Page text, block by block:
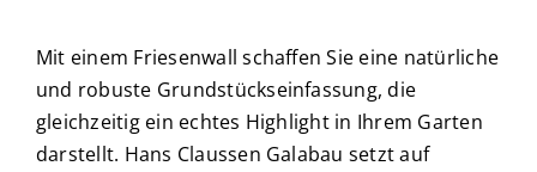
Mit einem Friesenwall schaffen Sie eine natürliche
und robuste Grundstückseinfassung, die
gleichzeitig ein echtes Highlight in Ihrem Garten
darstellt. Hans Claussen Galabau setzt auf